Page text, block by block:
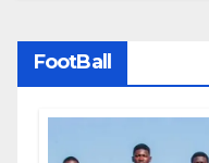
FootBall